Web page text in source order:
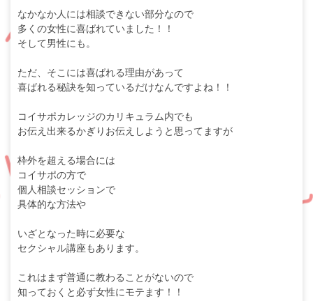
なかなか人には相談できない部分なので
多くの女性に喜ばれていました！！
そして男性にも。
ただ、そこには喜ばれる理由があって
喜ばれる秘訣を知っているだけなんですよね！！
コイサポカレッジのカリキュラム内でも
お伝え出来るかぎりお伝えしようと思ってますが
枠外を超える場合には
コイサポの方で
個人相談セッションで
具体的な方法や
いざとなった時に必要な
セクシャル講座もあります。
これはまず普通に教わることがないので
知っておくと必ず女性にモテます！！